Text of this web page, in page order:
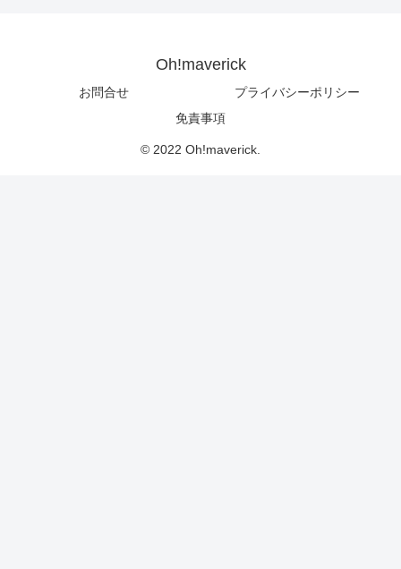
Oh!maverick
お問合せ
プライバシーポリシー
免責事項
© 2022 Oh!maverick.